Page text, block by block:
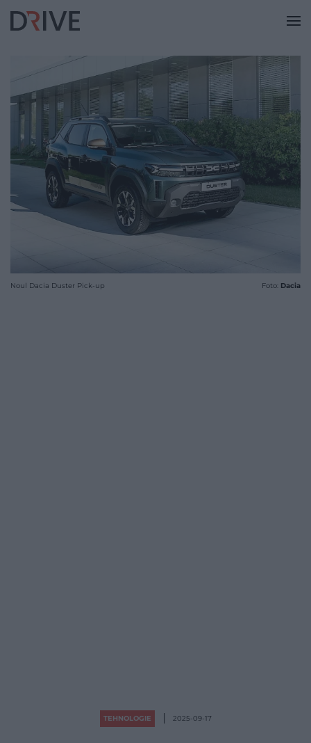
Noul Dacia Duster Pick-up Foto: Dacia
TEHNOLOGIE 2025-09-17